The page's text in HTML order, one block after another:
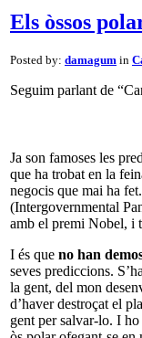
Els òssos
Posted by: damagum in
Seguim parlant de
Ja son famoses les
que ha trobat en la
negocis que mai ha
(Intergovernmental
amb el premi Nobel, i
I és que no han
seves prediccions.
la gent, del mon
d’haver destroçat el
gent per salvar-lo. I